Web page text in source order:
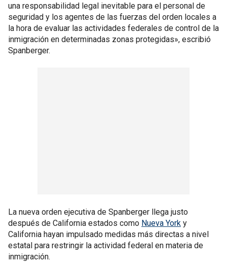
una responsabilidad legal inevitable para el personal de
seguridad y los agentes de las fuerzas del orden locales a
la hora de evaluar las actividades federales de control de la
inmigración en determinadas zonas protegidas», escribió
Spanberger.
La nueva orden ejecutiva de Spanberger llega justo
después de California estados como Nueva York y
California hayan impulsado medidas más directas a nivel
estatal para restringir la actividad federal en materia de
inmigración.